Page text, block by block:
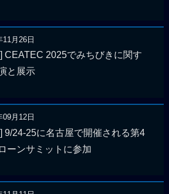
11月26日
CEATEC 2025でみちびきに関す
と展示
09月12日
9/24-25に名古屋で開催される第4
ーンサミットに参加